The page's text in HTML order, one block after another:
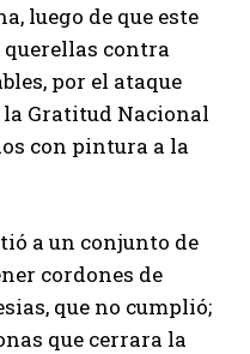
luego de que este
querellas contra
por el ataque
Gratitud Nacional
con pintura a la
a un conjunto de
cordones de
que no cumplió;
que cerrara la